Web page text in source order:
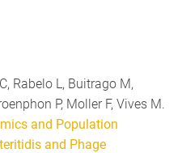
Rabelo L, Buitrago M,
P, Moller F, Vives M.
and Population
and Phage